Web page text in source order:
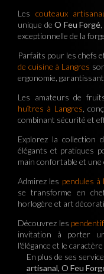
Les couteaux
unique de O Feu Forgé
exceptionnelle de la
Parfaits pour les chefs
de cuisine à Langres
ergonomie,
Les amateurs de
huîtres à Langres ,
combinant sécurité et
Explorez la collection
élégants et pratiques
main confortable et
Admirez les pendules à
se transforme en
horlogère et art
Découvrez les
invitation à porter
l'élégance et le
En plus de ses
artisanal, O Feu